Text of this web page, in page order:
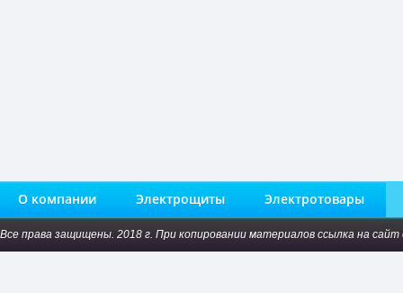
О компании Электрощиты Электротовары
Все права защищены. 2018 г. При копировании материалов ссылка на сайт